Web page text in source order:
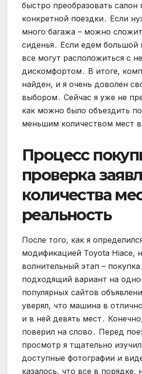
быстро преобразовать
конкретной поездки․ Если
много багажа – можно
сиденья․ Если едем большой
все могут расположиться с
дискомфортом․ В итоге,
найден, и я очень доволен
выбором․ Сейчас я уже не
как можно было объездить
меньшим количеством мест в
Процесс
проверка
количества
реальность
После того, как я
модификацией Toyota Hiace,
волнительный этап –
подходящий вариант на
популярных сайтов
уверял, что машина в
и в ней девять мест․
поверил на слово․ Перед
просмотр я тщательно
доступные фотографии и
казалось, что все в порядке,